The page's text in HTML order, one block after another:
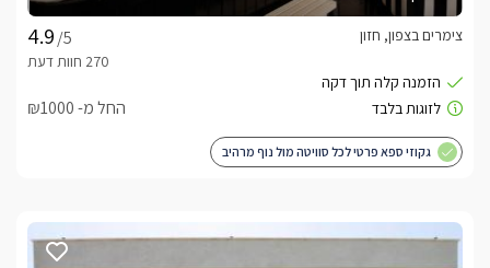
/5
צימרים בצפון, חזון
החל מ- ₪1000
גקוזי ספא פרטי לכל סוויטה מול נוף מרהיב